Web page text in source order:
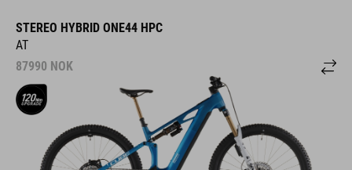
STEREO HYBRID ONE44 HPC
AT
87990 NOK